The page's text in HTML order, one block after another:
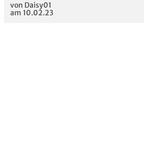
MODULE
von Daisy01
am 10.02.23